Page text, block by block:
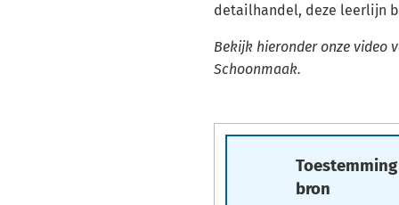
detailhandel, deze leerlijn
Bekijk hieronder onze video
Schoonmaak.
bron